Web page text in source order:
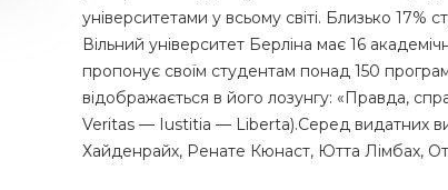
університетами у всьому світі. Близько 17%
Вільний університет Берліна має 16
пропонує своїм студентам понад 150
відображається в його лозунгу: «Правда,
Veritas — Iustitia — Liberta).Серед видатних
Хайденрайх, Ренате Кюнаст, Ютта Лімбах,